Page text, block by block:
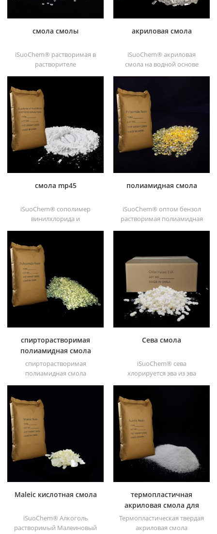
смола смолы
iSuoChem® растворимая в
растворителе
растворимый в
растворителе
хлорированный
полипропиленовый
усилитель адгезии для
полиолефиновые
субстраты.
акриловая смола
iSuoChem® акриловая
смола на водной основе
абразивостойкость,
хорошая растворимость,
высокая прозрачность,
хорошая печатность и
хорошая транзитивность.
смола mp45
iSuoChem® сополимер
винилхлорида и
mp45. Это хороший тип
хлорированного
связующего,
разработанный для
печатной краски и тяжелых
антикоррозийных красок
полиамидная смола
iSuoChem® оптом бензол
растворимая полиамидная
спирторастворимая
полиамидная смола
спирторастворимая
полиамидная смола
спирторастворимую
полиамидную смолу
различных типов,
например, DT610, DT610A,
DT610H и dt6245
Сева смола
iSuoChem® сева
хлорируется эва из эва
органическом
растворителе, таком как
толуол, сложный эфир и т. д.
Maleic кислотная смола
iSuoChem® Алкоголь
растворимый Малеиновый
термопластичная
акриловая смола для
чернил
Термопластическая твердая
акриловая смола